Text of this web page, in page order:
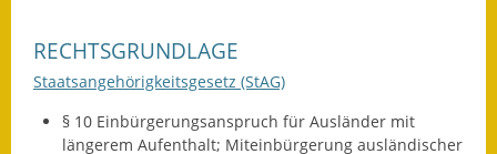
RECHTSGRUNDLAGE
Staatsangehörigkeitsgesetz (StAG)
§ 10 Einbürgerungsanspruch für Ausländer mit
längerem Aufenthalt; Miteinbürgerung ausländischer